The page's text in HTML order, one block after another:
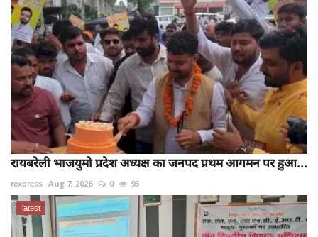
रायबरेली भाजयुमो प्रदेश अध्यक्ष का जनपद प्रथम आगमन पर हुआ...
rexpress Aug 7, 2026 0 93
latest